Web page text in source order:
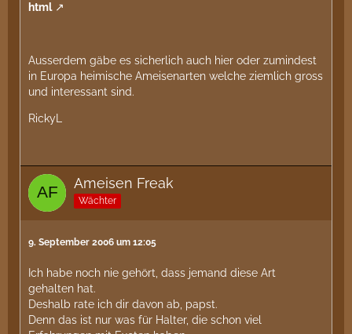
html
Ausserdem gäbe es sicherlich auch hier oder zumindest
in Europa heimische Ameisenarten welche ziemlich gross
und interessant sind.
RickyL
Ameisen Freak
Wächter
9. September 2006 um 12:05
Ich habe noch nie gehört, dass jemand diese Art
gehalten hat.
Deshalb rate ich dir davon ab, papst.
Denn das ist nur was für Halter, die schon viel